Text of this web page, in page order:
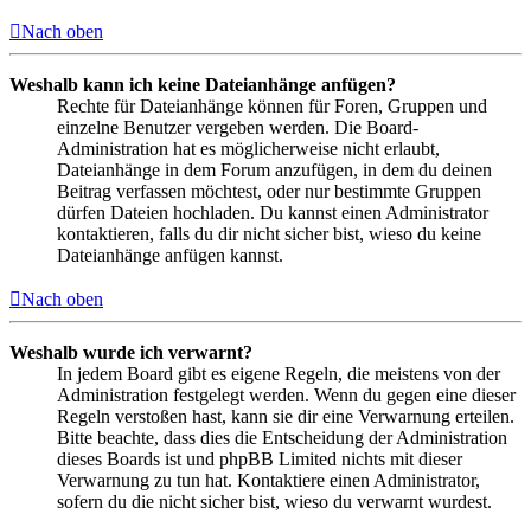
Nach oben
Weshalb kann ich keine Dateianhänge anfügen?
Rechte für Dateianhänge können für Foren, Gruppen und
einzelne Benutzer vergeben werden. Die Board-
Administration hat es möglicherweise nicht erlaubt,
Dateianhänge in dem Forum anzufügen, in dem du deinen
Beitrag verfassen möchtest, oder nur bestimmte Gruppen
dürfen Dateien hochladen. Du kannst einen Administrator
kontaktieren, falls du dir nicht sicher bist, wieso du keine
Dateianhänge anfügen kannst.
Nach oben
Weshalb wurde ich verwarnt?
In jedem Board gibt es eigene Regeln, die meistens von der
Administration festgelegt werden. Wenn du gegen eine dieser
Regeln verstoßen hast, kann sie dir eine Verwarnung erteilen.
Bitte beachte, dass dies die Entscheidung der Administration
dieses Boards ist und phpBB Limited nichts mit dieser
Verwarnung zu tun hat. Kontaktiere einen Administrator,
sofern du die nicht sicher bist, wieso du verwarnt wurdest.